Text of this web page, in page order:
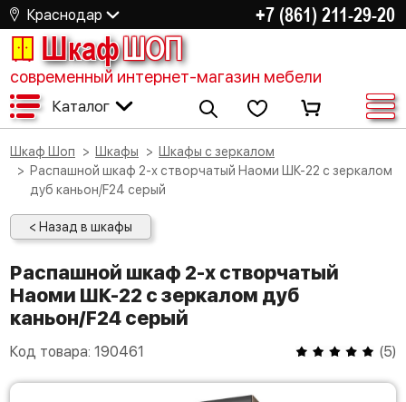
Краснодар +7 (861) 211-29-20
ШкафШОП
современный интернет-магазин мебели
Каталог
Шкаф Шоп Шкафы
Шкафы с зеркалом
Распашной шкаф 2-х створчатый Наоми ШК-22 с зеркалом
дуб каньон/F24 серый
< Назад в шкафы
Распашной шкаф 2-х створчатый
Наоми ШК-22 с зеркалом дуб
каньон/F24 серый
Код товара: 190461 (5)